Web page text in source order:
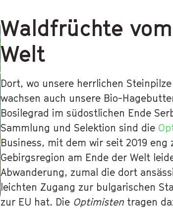
Waldfrüchte
Welt
Dort, wo unsere herrlichen
wachsen auch unsere Bio-
Bosilegrad im südostlichen Ende
Sammlung und Selektion sind die
Business, mit dem wir seit 2019 eng
Gebirgsregion am Ende der Welt
Abwanderung, zumal die dort
leichten Zugang zur bulgarischen
zur EU hat. Die Optimistentragen